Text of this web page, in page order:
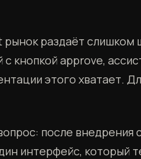
рынок раздаёт слишком
кнопкой approve,
этого хватает.
после внедрения
интерфейс, который